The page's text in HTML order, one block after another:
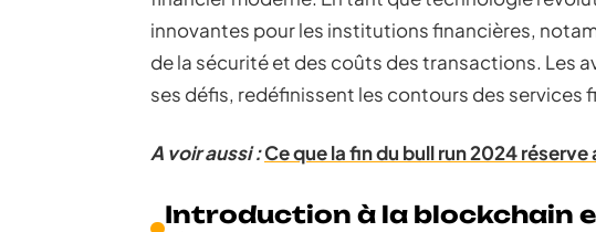
innovantes pour les institutions financières,
de la sécurité et des coûts des transactions. Les
ses défis, redéfinissent les contours des services
A voir aussi :Ce que la fin du bull run 2024
Introduction à la blockchain